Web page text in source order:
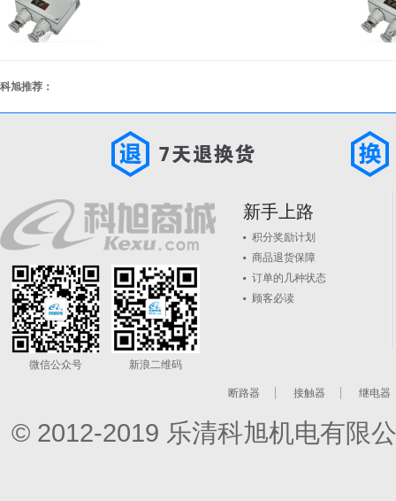
科旭推荐：
微信公众号 新浪二维码
新手上路
积分奖励计划
商品退货保障
订单的几种状态
顾客必读
断路器 接触器 继电器
© 2012-2019 乐清科旭机电有限